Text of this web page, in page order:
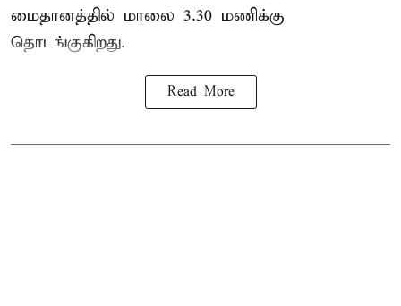
மைதானத்தில் மாலை 3.30 மணிக்கு
தொடங்குகிறது.
Read More